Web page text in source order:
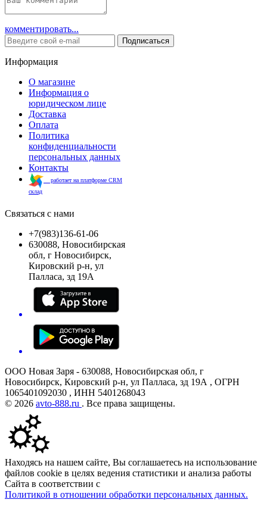
комментировать...
Подписаться
Информация
О магазине
Информация о
юридическом лице
Доставка
Оплата
Политика
конфиденциальности
персональных данных
Контакты
работает на платформе CRM
склад
Связаться с нами
+7(983)136-61-06
630088, Новосибирская
обл, г Новосибирск,
Кировский р-н, ул
Палласа, зд 19А
ООО Новая Заря - 630088, Новосибирская обл, г
Новосибирск, Кировский р-н, ул Палласа, зд 19А , ОГРН
1065401092030 , ИНН 5401268043
© 2026 avto-888.ru . Все права защищены.
Находясь на нашем сайте, Вы соглашаетесь на использование
файлов cookie в целях ведения статистики и анализа работы
Сайта в соответствии с
Политикой в отношении обработки персональных данных.